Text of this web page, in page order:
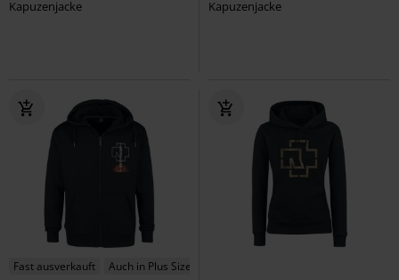
Kapuzenjacke
Kapuzenjacke
Fast ausverkauft Auch in Plus Size